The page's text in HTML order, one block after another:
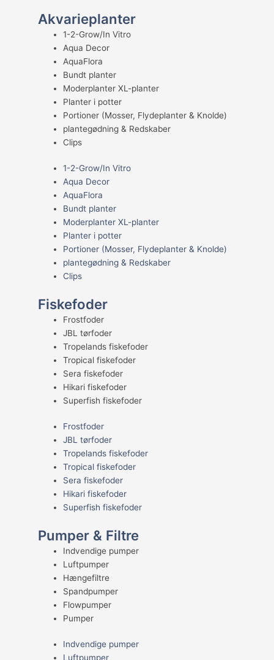
Akvarieplanter
1-2-Grow/In Vitro
Aqua Decor
AquaFlora
Bundt planter
Moderplanter XL-planter
Planter i potter
Portioner (Mosser, Flydeplanter & Knolde)
plantegødning & Redskaber
Clips
1-2-Grow/In Vitro
Aqua Decor
AquaFlora
Bundt planter
Moderplanter XL-planter
Planter i potter
Portioner (Mosser, Flydeplanter & Knolde)
plantegødning & Redskaber
Clips
Fiskefoder
Frostfoder
JBL tørfoder
Tropelands fiskefoder
Tropical fiskefoder
Sera fiskefoder
Hikari fiskefoder
Superfish fiskefoder
Frostfoder
JBL tørfoder
Tropelands fiskefoder
Tropical fiskefoder
Sera fiskefoder
Hikari fiskefoder
Superfish fiskefoder
Pumper & Filtre
Indvendige pumper
Luftpumper
Hængefiltre
Spandpumper
Flowpumper
Pumper
Indvendige pumper
Luftpumper